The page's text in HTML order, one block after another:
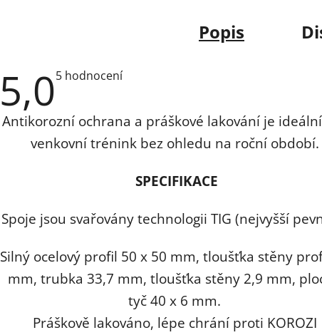
Popis
5,0Průměrné
5,0
5
5 hodnocení
Antikorozní ochrana a práškové lakování je
venkovní trénink bez ohledu na roční období.
SPECIFIKACE
Spoje jsou svařovány technologii TIG (nejvyšší
Silný ocelový profil 50 x 50 mm, tloušťka stěny
mm, trubka 33,7 mm, tloušťka stěny 2,9 mm,
tyč 40 x 6 mm.
Práškově lakováno, lépe chrání proti KOROZI